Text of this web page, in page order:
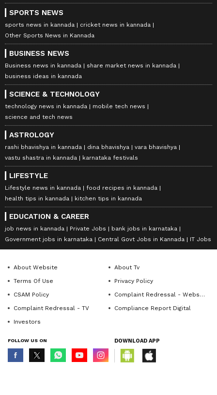
SPORTS NEWS
sports news in kannada
cricket news in kannada
Other Sports News in Kannada
BUSINESS NEWS
Business news in kannada
share market news in kannada
business ideas in kannada
SCIENCE & TECHNOLOGY
technology news in kannada
mobile tech news
science and tech news
ASTROLOGY
rashi bhavishya in kannada dina bhavishya
vara bhavishya
vastu shastra in kannada
karnataka festivals
LIFESTYLE
Lifestyle news in kannada
food recipes in kannada
health tips in kannada
kitchen tips in kannada
EDUCATION & CAREER
job news in kannada Private Jobs
bank jobs in karnataka
Government jobs in karnataka
Central Govt Jobs in Kannada IT Jobs
About Website
About Tv
Terms Of Use
Privacy Policy
CSAM Policy
Complaint Redressal - Website
Complaint Redressal - TV
Compliance Report Digital
Investors
FOLLOW US ON DOWNLOAD APP